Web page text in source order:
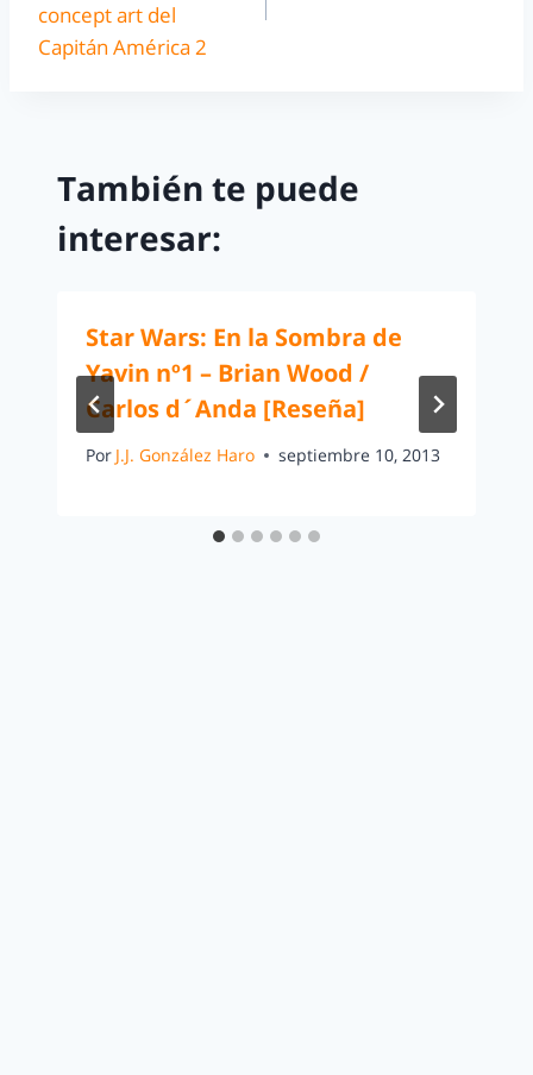
concept art del
Capitán América 2
También te puede
interesar:
Star Wars: En la Sombra de
Yavin nº1 – Brian Wood /
Carlos d´Anda [Reseña]
Por J.J. González Haro septiembre 10, 2013